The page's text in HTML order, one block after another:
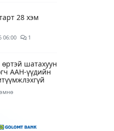
28 хэм
06:00 1
шатахуун
ААН-үүдийн
багавтар